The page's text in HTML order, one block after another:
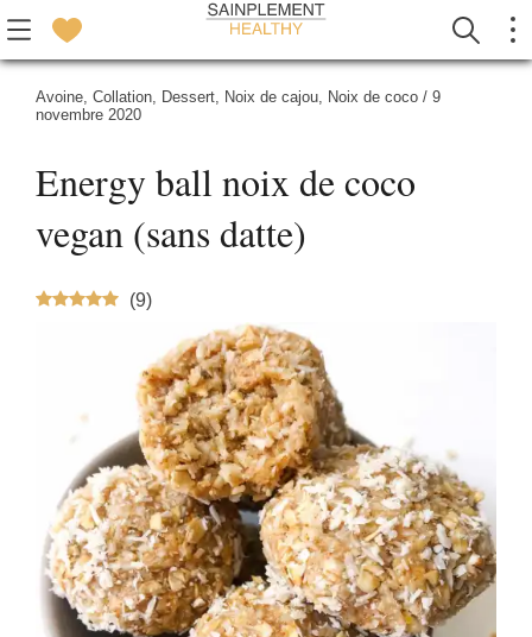
Avoine, Collation, Dessert, Noix de cajou, Noix de coco / 9
novembre 2020
Energy ball noix de coco
vegan (sans datte)
(9)